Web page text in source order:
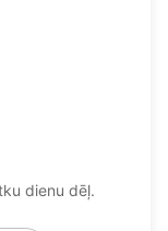
dienu dēļ.